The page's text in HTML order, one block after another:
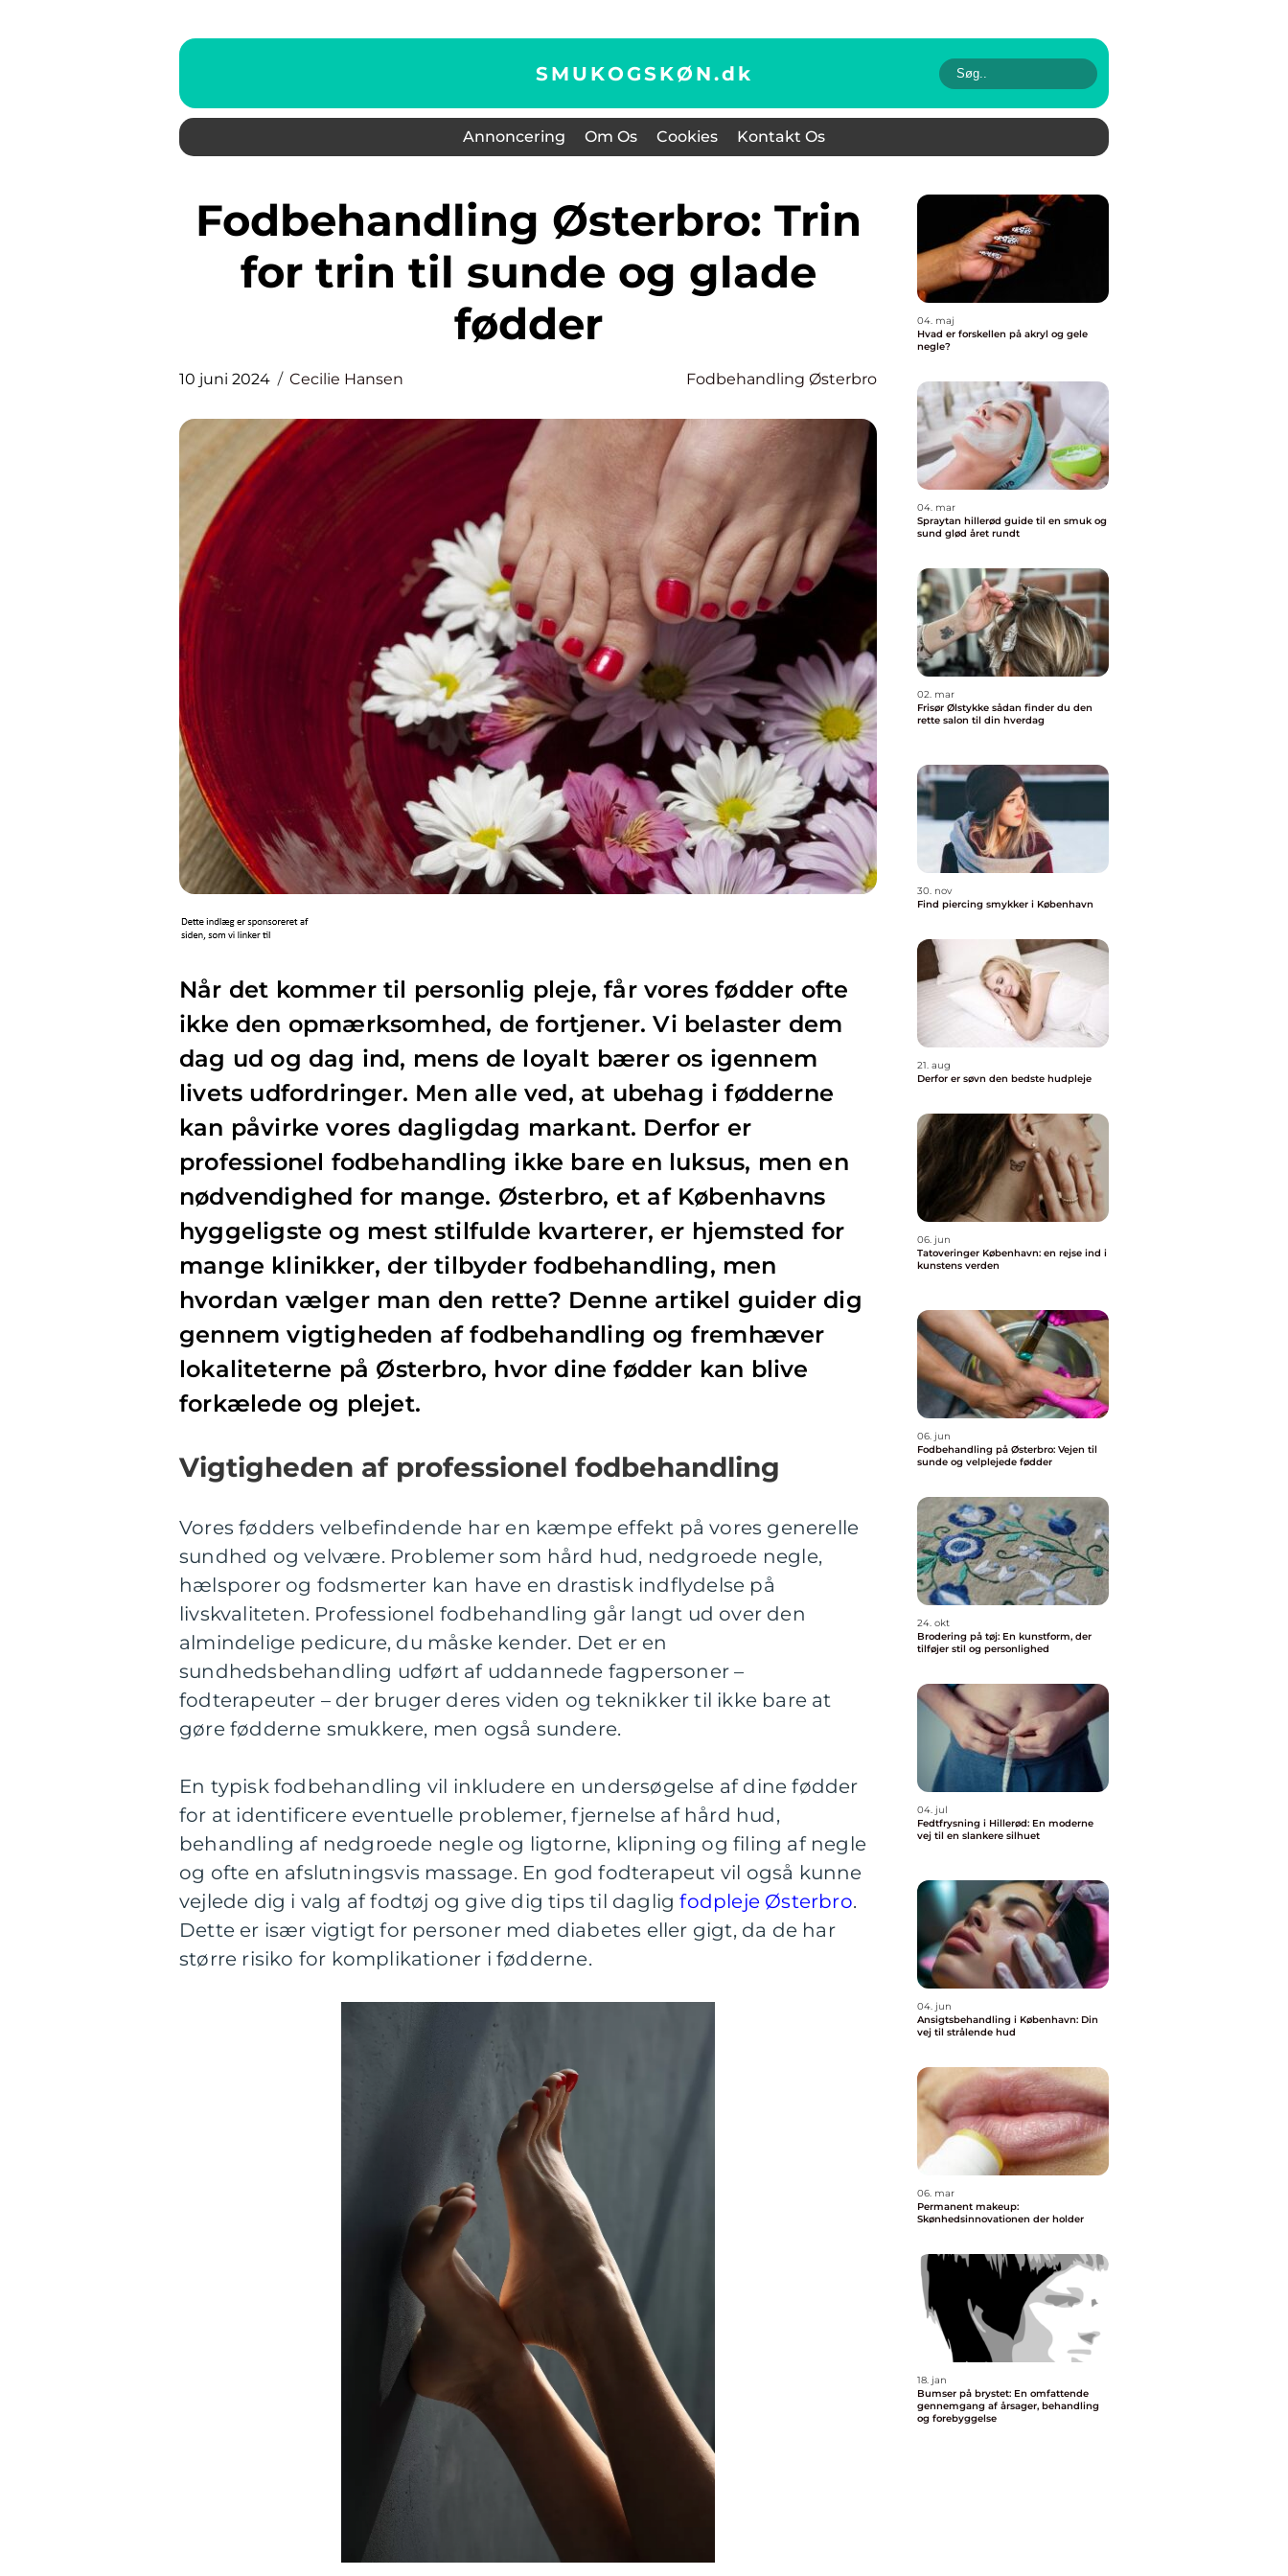
SMUKOGSKØN.dk
Annoncering Om Os Cookies Kontakt Os
Fodbehandling Østerbro: Trin
for trin til sunde og glade
fødder
10 juni 2024 Cecilie Hansen Fodbehandling Østerbro
Når det kommer til personlig pleje, får vores fødder ofte
ikke den opmærksomhed, de fortjener. Vi belaster dem
dag ud og dag ind, mens de loyalt bærer os igennem
livets udfordringer. Men alle ved, at ubehag i fødderne
kan påvirke vores dagligdag markant. Derfor er
professionel fodbehandling ikke bare en luksus, men en
nødvendighed for mange. Østerbro, et af Københavns
hyggeligste og mest stilfulde kvarterer, er hjemsted for
mange klinikker, der tilbyder fodbehandling, men
hvordan vælger man den rette? Denne artikel guider dig
gennem vigtigheden af fodbehandling og fremhæver
lokaliteterne på Østerbro, hvor dine fødder kan blive
forkælede og plejet.
Vigtigheden af professionel fodbehandling
Vores fødders velbefindende har en kæmpe effekt på vores generelle
sundhed og velvære. Problemer som hård hud, nedgroede negle,
hælsporer og fodsmerter kan have en drastisk indflydelse på
livskvaliteten. Professionel fodbehandling går langt ud over den
almindelige pedicure, du måske kender. Det er en
sundhedsbehandling udført af uddannede fagpersoner –
fodterapeuter – der bruger deres viden og teknikker til ikke bare at
gøre fødderne smukkere, men også sundere.
En typisk fodbehandling vil inkludere en undersøgelse af dine fødder
for at identificere eventuelle problemer, fjernelse af hård hud,
behandling af nedgroede negle og ligtorne, klipning og filing af negle
og ofte en afslutningsvis massage. En god fodterapeut vil også kunne
vejlede dig i valg af fodtøj og give dig tips til dagligfodpleje Østerbro.
Dette er især vigtigt for personer med diabetes eller gigt, da de har
større risiko for komplikationer i fødderne.
04. maj
Hvad er forskellen på akryl og gele
negle?
04. mar
Spraytan hillerød guide til en smuk og
sund glød året rundt
02. mar
Frisør Ølstykke sådan finder du den
rette salon til din hverdag
30. nov
Find piercing smykker i København
21. aug
Derfor er søvn den bedste hudpleje
06. jun
Tatoveringer København: en rejse ind i
kunstens verden
06. jun
Fodbehandling på Østerbro: Vejen til
sunde og velplejede fødder
24. okt
Brodering på tøj: En kunstform, der
tilføjer stil og personlighed
04. jul
Fedtfrysning i Hillerød: En moderne
vej til en slankere silhuet
04. jun
Ansigtsbehandling i København: Din
vej til strålende hud
06. mar
Permanent makeup:
Skønhedsinnovationen der holder
18. jan
Bumser på brystet: En omfattende
gennemgang af årsager, behandling
og forebyggelse